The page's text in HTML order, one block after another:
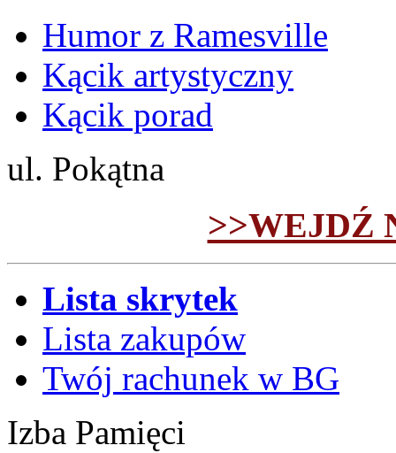
Humor z Ramesville
Kącik artystyczny
Kącik porad
ul. Pokątna
>>WEJDŹ
Lista skrytek
Lista zakupów
Twój rachunek w BG
Izba Pamięci